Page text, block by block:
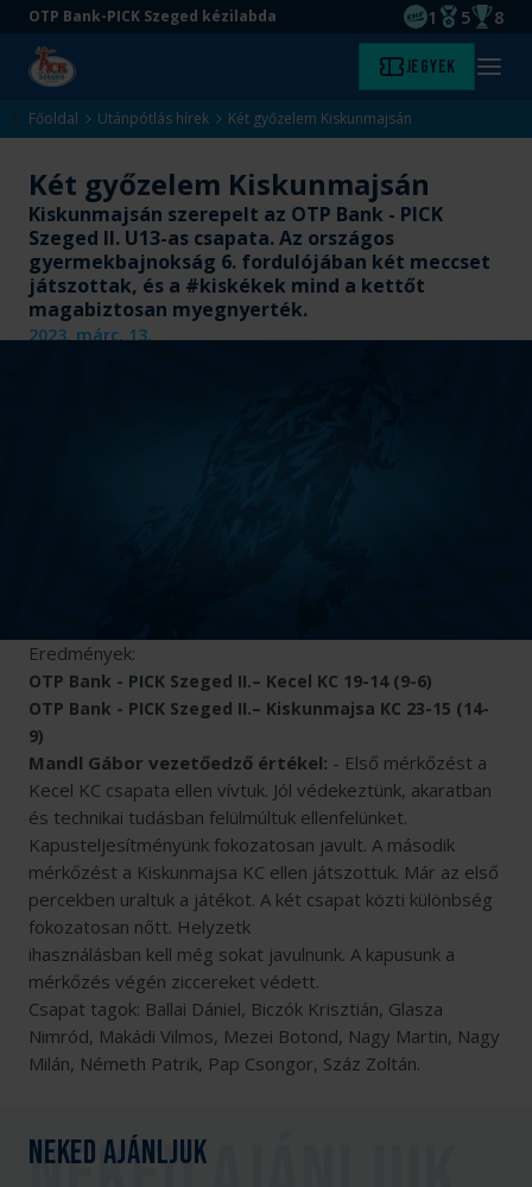
Ugrás
tartalomra
Ugrás
aljára
OTP Bank-PICK Szeged kézilabda
EHF
1
Magyar
5 8
Kezdőlap Jegyek Menü
Főoldal Utánpótlás hírek Két győzelem Kiskunmajsán
Két győzelem Kiskunmajsán
Kiskunmajsán szerepelt az OTP Bank - PICK
Szeged II. U13-as csapata. Az országos
gyermekbajnokság 6. fordulójában két meccset
játszottak, és a #kiskékek mind a kettőt
magabiztosan myegnyerték.
2023. márc. 13.
Eredmények:
OTP Bank - PICK Szeged II.– Kecel KC 19-14 (9-6)
OTP Bank - PICK Szeged II.– Kiskunmajsa KC 23-15 (14-
9)
Mandl Gábor vezetőedző értékel: - Első mérkőzést a
Kecel KC csapata ellen vívtuk. Jól védekeztünk, akaratban
és technikai tudásban felülmúltuk ellenfelünket.
Kapusteljesítményünk fokozatosan javult. A második
mérkőzést a Kiskunmajsa KC ellen játszottuk. Már az első
percekben uraltuk a játékot. A két csapat közti különbség
fokozatosan nőtt. Helyzetk
ihasználásban kell még sokat javulnunk. A kapusunk a
mérkőzés végén ziccereket védett.
Csapat tagok: Ballai Dániel, Biczók Krisztián, Glasza
Nimród, Makádi Vilmos, Mezei Botond, Nagy Martin, Nagy
Milán, Németh Patrik, Pap Csongor, Száz Zoltán.
Neked ajánljuk